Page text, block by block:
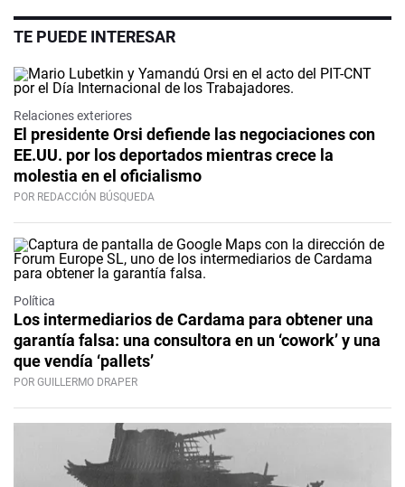
TE PUEDE INTERESAR
Relaciones exteriores
El presidente Orsi defiende las negociaciones con
EE.UU. por los deportados mientras crece la
molestia en el oficialismo
POR REDACCIÓN BÚSQUEDA
Política
Los intermediarios de Cardama para obtener una
garantía falsa: una consultora en un ‘cowork’ y una
que vendía ‘pallets’
POR GUILLERMO DRAPER